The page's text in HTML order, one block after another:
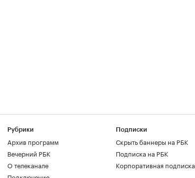
Рубрики
Архив программ
Вечерний РБК
О телеканале
Подписки
Скрыть баннеры на РБК
Подписка на РБК
Корпоративная подписка